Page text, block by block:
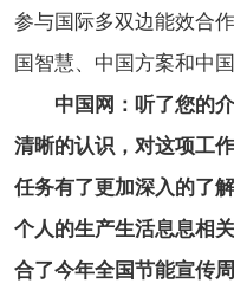
参与国际多双边能效合
国智慧、中国方案和中国
中国网：听了您的
清晰的认识，对这项工
任务有了更加深入的了
个人的生产生活息息相
合了今年全国节能宣传